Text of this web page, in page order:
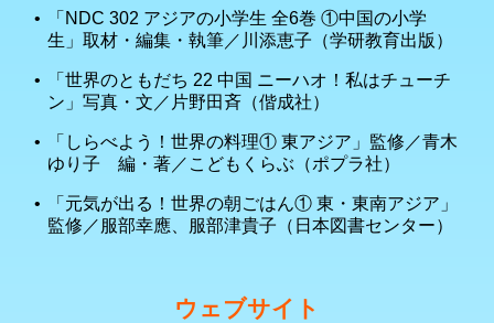
「NDC 302 アジアの小学生 全6巻 ①中国の小学
生」取材・編集・執筆／川添恵子（学研教育出版）
「世界のともだち 22 中国 ニーハオ！私はチューチ
ン」写真・文／片野田斉（偕成社）
「しらべよう！世界の料理① 東アジア」監修／青木
ゆり子 編・著／こどもくらぶ（ポプラ社）
「元気が出る！世界の朝ごはん① 東・東南アジア」
監修／服部幸應、服部津貴子（日本図書センター）
ウェブサイト